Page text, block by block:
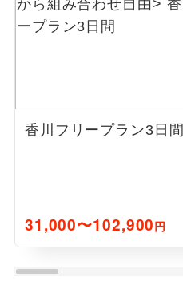
香川フリープラン3日間
31,000〜102,900円